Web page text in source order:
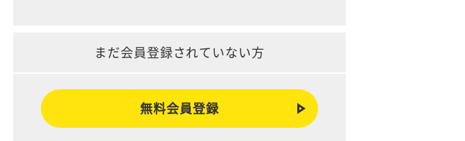
まだ会員登録されていない方
無料会員登録